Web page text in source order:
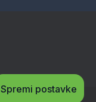
Spremi postavke